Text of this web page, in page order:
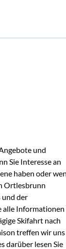
und
Sie Interesse an
haben oder
Ortlesbrunn
und der
alle Informationen
Skifahrt nach
treffen wir uns
darüber lesen Sie